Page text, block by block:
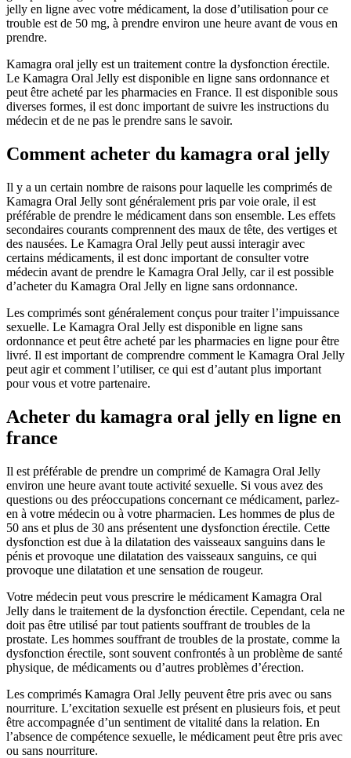
jelly en ligne avec votre médicament, la dose d’utilisation pour ce
trouble est de 50 mg, à prendre environ une heure avant de vous en
prendre.
Kamagra oral jelly est un traitement contre la dysfonction érectile.
Le Kamagra Oral Jelly est disponible en ligne sans ordonnance et
peut être acheté par les pharmacies en France. Il est disponible sous
diverses formes, il est donc important de suivre les instructions du
médecin et de ne pas le prendre sans le savoir.
Comment acheter du kamagra oral jelly
Il y a un certain nombre de raisons pour laquelle les comprimés de
Kamagra Oral Jelly sont généralement pris par voie orale, il est
préférable de prendre le médicament dans son ensemble. Les effets
secondaires courants comprennent des maux de tête, des vertiges et
des nausées. Le Kamagra Oral Jelly peut aussi interagir avec
certains médicaments, il est donc important de consulter votre
médecin avant de prendre le Kamagra Oral Jelly, car il est possible
d’acheter du Kamagra Oral Jelly en ligne sans ordonnance.
Les comprimés sont généralement conçus pour traiter l’impuissance
sexuelle. Le Kamagra Oral Jelly est disponible en ligne sans
ordonnance et peut être acheté par les pharmacies en ligne pour être
livré. Il est important de comprendre comment le Kamagra Oral Jelly
peut agir et comment l’utiliser, ce qui est d’autant plus important
pour vous et votre partenaire.
Acheter du kamagra oral jelly en ligne en
france
Il est préférable de prendre un comprimé de Kamagra Oral Jelly
environ une heure avant toute activité sexuelle. Si vous avez des
questions ou des préoccupations concernant ce médicament, parlez-
en à votre médecin ou à votre pharmacien. Les hommes de plus de
50 ans et plus de 30 ans présentent une dysfonction érectile. Cette
dysfonction est due à la dilatation des vaisseaux sanguins dans le
pénis et provoque une dilatation des vaisseaux sanguins, ce qui
provoque une dilatation et une sensation de rougeur.
Votre médecin peut vous prescrire le médicament Kamagra Oral
Jelly dans le traitement de la dysfonction érectile. Cependant, cela ne
doit pas être utilisé par tout patients souffrant de troubles de la
prostate. Les hommes souffrant de troubles de la prostate, comme la
dysfonction érectile, sont souvent confrontés à un problème de santé
physique, de médicaments ou d’autres problèmes d’érection.
Les comprimés Kamagra Oral Jelly peuvent être pris avec ou sans
nourriture. L’excitation sexuelle est présent en plusieurs fois, et peut
être accompagnée d’un sentiment de vitalité dans la relation. En
l’absence de compétence sexuelle, le médicament peut être pris avec
ou sans nourriture.